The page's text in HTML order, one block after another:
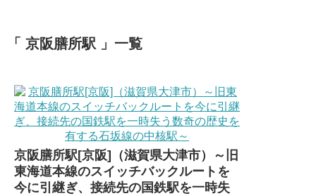
京阪膳所駅 一覧
京阪膳所駅[京阪]（滋賀県大津市）～旧
東海道本線のスイッチバックルートを
今に引継ぎ、接続先の国鉄駅を一時失